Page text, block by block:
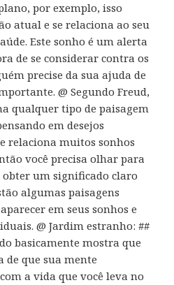
por exemplo, isso
atual e se relaciona ao seu
Este sonho é um alerta
de se considerar contra os
precise da sua ajuda de
@ Segundo Freud,
qualquer tipo de paisagem
em desejos
relaciona muitos sonhos
você precisa olhar para
um significado claro
algumas paisagens
em seus sonhos e
@ Jardim estranho: ##
basicamente mostra que
de que sua mente
a vida que você leva no